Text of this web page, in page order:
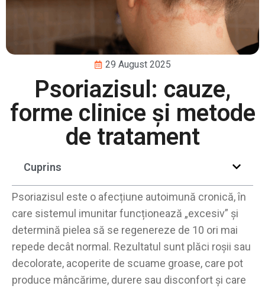
29 August 2025
Psoriazisul: cauze,
forme clinice și metode
de tratament
Cuprins
Psoriazisul este o afecțiune autoimună cronică, în
care sistemul imunitar funcționează „excesiv” și
determină pielea să se regenereze de 10 ori mai
repede decât normal. Rezultatul sunt plăci roșii sau
decolorate, acoperite de scuame groase, care pot
produce mâncărime, durere sau disconfort și care